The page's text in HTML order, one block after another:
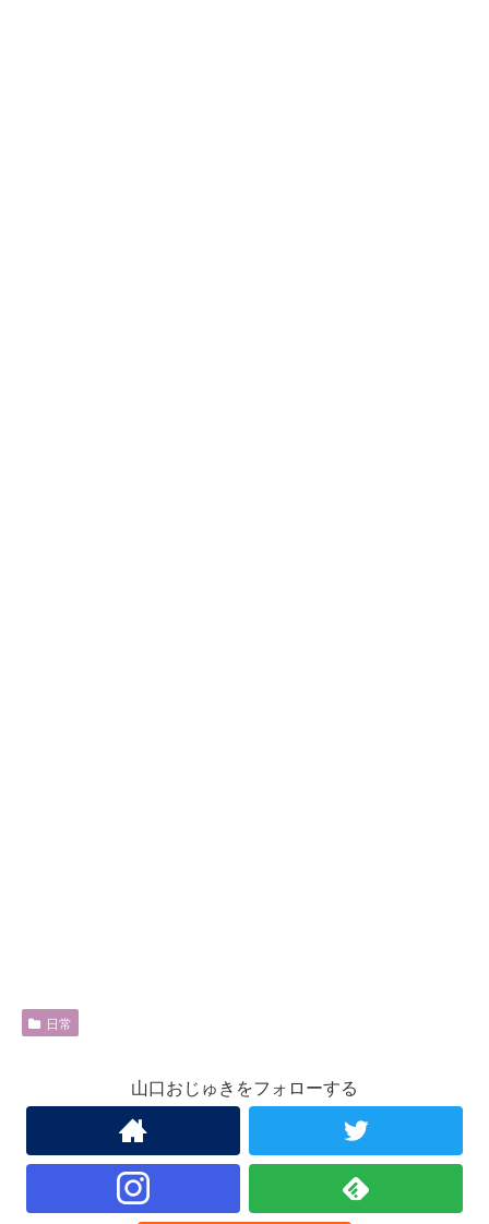
日常
山口おじゅきをフォローする